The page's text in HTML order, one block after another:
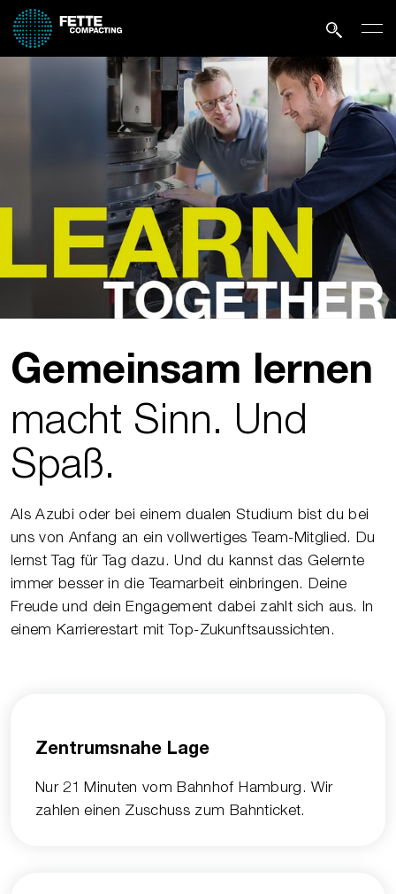
Gemeinsam lernen
macht Sinn. Und
Spaß.
Als Azubi oder bei einem dualen Studium bist du bei
uns von Anfang an ein vollwertiges Team-Mitglied. Du
lernst Tag für Tag dazu. Und du kannst das Gelernte
immer besser in die Teamarbeit einbringen. Deine
Freude und dein Engagement dabei zahlt sich aus. In
einem Karrierestart mit Top-Zukunftsaussichten.
Zentrumsnahe Lage
Nur 21 Minuten vom Bahnhof Hamburg. Wir
zahlen einen Zuschuss zum Bahnticket.